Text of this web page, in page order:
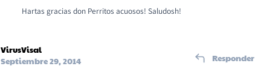
Hartas gracias don Perritos acuosos! Saludosh!
VirusVisal
Septiembre 29, 2014
Responder